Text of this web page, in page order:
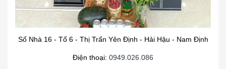
Số Nhà 16 - Tổ 6 - Thị Trấn Yên Định - Hải Hậu - Nam Định
Điện thoại: 0949.026.086